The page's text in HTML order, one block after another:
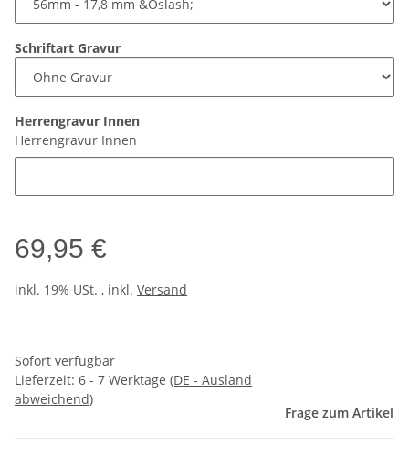
Schriftart Gravur
Herrengravur Innen
Herrengravur Innen
69,95 €
inkl. 19% USt. , inkl. Versand
Sofort verfügbar
Lieferzeit: 6 - 7 Werktage (DE - Ausland
abweichend)
Frage zum Artikel